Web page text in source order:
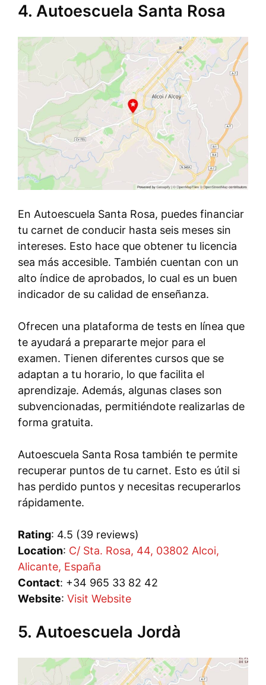
4. Autoescuela Santa Rosa
En Autoescuela Santa Rosa, puedes financiar
tu carnet de conducir hasta seis meses sin
intereses. Esto hace que obtener tu licencia
sea más accesible. También cuentan con un
alto índice de aprobados, lo cual es un buen
indicador de su calidad de enseñanza.
Ofrecen una plataforma de tests en línea que
te ayudará a prepararte mejor para el
examen. Tienen diferentes cursos que se
adaptan a tu horario, lo que facilita el
aprendizaje. Además, algunas clases son
subvencionadas, permitiéndote realizarlas de
forma gratuita.
Autoescuela Santa Rosa también te permite
recuperar puntos de tu carnet. Esto es útil si
has perdido puntos y necesitas recuperarlos
rápidamente.
Rating: 4.5 (39 reviews)
Location: C/ Sta. Rosa, 44, 03802 Alcoi,
Alicante, España
Contact: +34 965 33 82 42
Website: Visit Website
5. Autoescuela Jordà